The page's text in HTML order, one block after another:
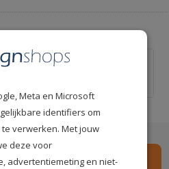
kwaliteit behanglijm
behanglijm 2kg (kant-en-klaar)
Meta en Microsoft
identifiers om
verwerken. Met jouw
deze voor
advertentiemeting en niet-